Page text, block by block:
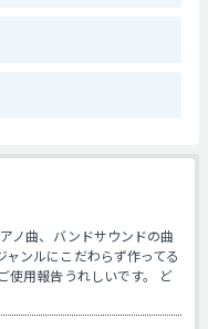
ノ曲、バンドサウンドの曲
ンルにこだわらず作ってる
使用報告うれしいです。 ど